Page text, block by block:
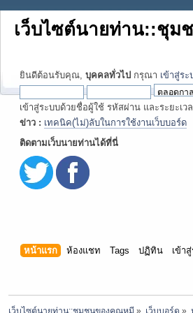
เว็บไซต์นายท่าน::ชุ
ยินดีต้อนรับคุณ, บุคคลทั่วไป กรุณา เข้าสู่ระ
เข้าสู่ระบบด้วยชื่อผู้ใช้ รหัสผ่าน และระยะเว
ข่าว : เทคนิค(ไม่)ลับในการใช้งานเว็บบอร์ด
ติดตามเว็บนายท่านได้ที่นี่
หน้าแรก ห้องแชท Tags ปฏิทิน เข้า
เว็บไซต์นายท่าน::ชุมชนของคุณหมี » เว็บบอร์ด »